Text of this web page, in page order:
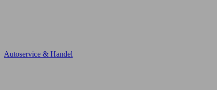
Autoservice & Handel